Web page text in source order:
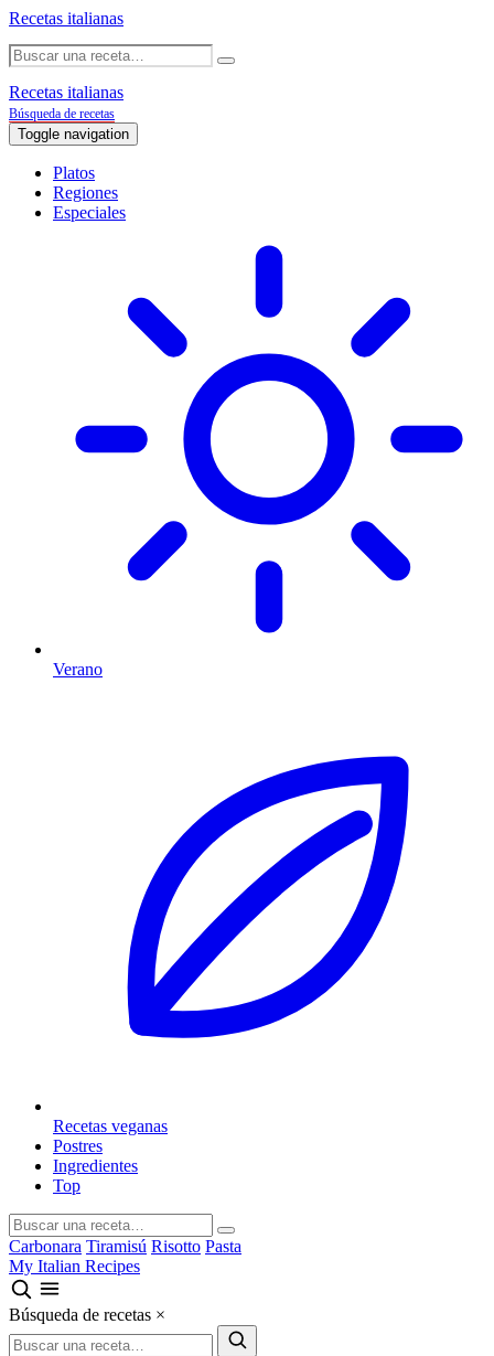
Recetas italianas
Recetas italianas
Búsqueda de recetas
Toggle navigation
Platos
Regiones
Especiales
Verano
Recetas veganas
Postres
Ingredientes
Top
Carbonara Tiramisú Risotto Pasta
My Italian Recipes
Búsqueda de recetas ×